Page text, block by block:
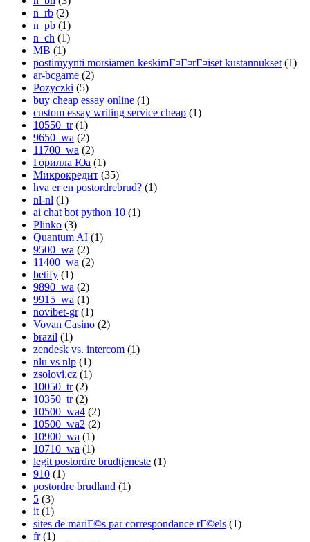
n_rb (2)
n_pb (1)
n_ch (1)
MB (1)
postimyynti morsiamen keskimГ¤Г¤rГ¤iset kustannukset (1)
ar-bcgame (2)
Pozyczki (5)
buy cheap essay online (1)
custom essay writing service cheap (1)
10550_tr(1)
9650_wa (2)
11700_wa (2)
Горилла Юа (1)
Микрокредит (35)
hva er en postordrebrud? (1)
nl-nl (1)
ai chat bot python 10 (1)
Plinko (3)
Quantum AI (1)
9500_wa (2)
11400_wa (2)
betify (1)
9890_wa (2)
9915_wa (1)
novibet-gr(1)
Vovan Casino (2)
brazil (1)
zendesk vs. intercom (1)
nlu vs nlp (1)
zsolovi.cz (1)
10050_tr(2)
10350_tr(2)
10500_wa4 (2)
10500_wa2 (2)
10900_wa (1)
10710_wa (1)
legit postordre brudtjeneste (1)
910 (1)
postordre brudland (1)
5 (3)
it (1)
sites de mariГ©s par correspondance rГ©els (1)
fr(1)